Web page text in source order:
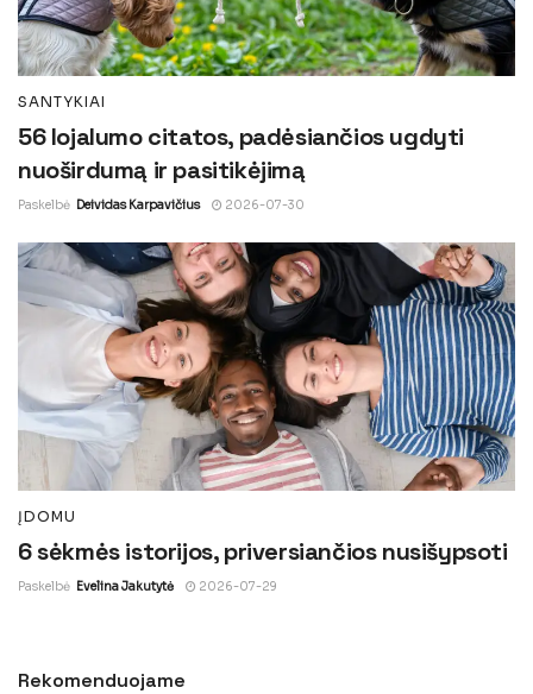
SANTYKIAI
56 lojalumo citatos, padėsiančios ugdyti
nuoširdumą ir pasitikėjimą
Paskelbė Deividas Karpavičius 2026-07-30
ĮDOMU
6 sėkmės istorijos, priversiančios nusišypsoti
Paskelbė Evelina Jakutytė 2026-07-29
Rekomenduojame